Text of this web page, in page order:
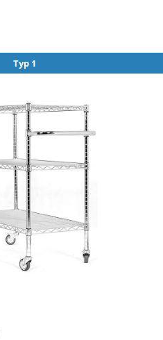
Typ 1